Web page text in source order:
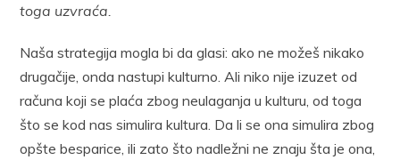
toga uzvraća.
Naša strategija mogla bi da glasi: ako ne možeš nikako
drugačije, onda nastupi kulturno. Ali niko nije izuzet od
računa koji se plaća zbog neulaganja u kulturu, od toga
što se kod nas simulira kultura. Da li se ona simulira zbog
opšte besparice, ili zato što nadležni ne znaju šta je ona,